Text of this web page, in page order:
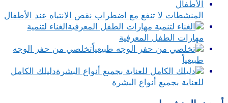
المنشطات لا تنفع مع اضطراب نقص الانتباه عند الأطفال
الغناء لتنمية
مهارات الطفل المعرفية
تخلصي من حفر الوجه
طبيعياً
دليلك الكامل
للعناية بجميع أنواع البشرة